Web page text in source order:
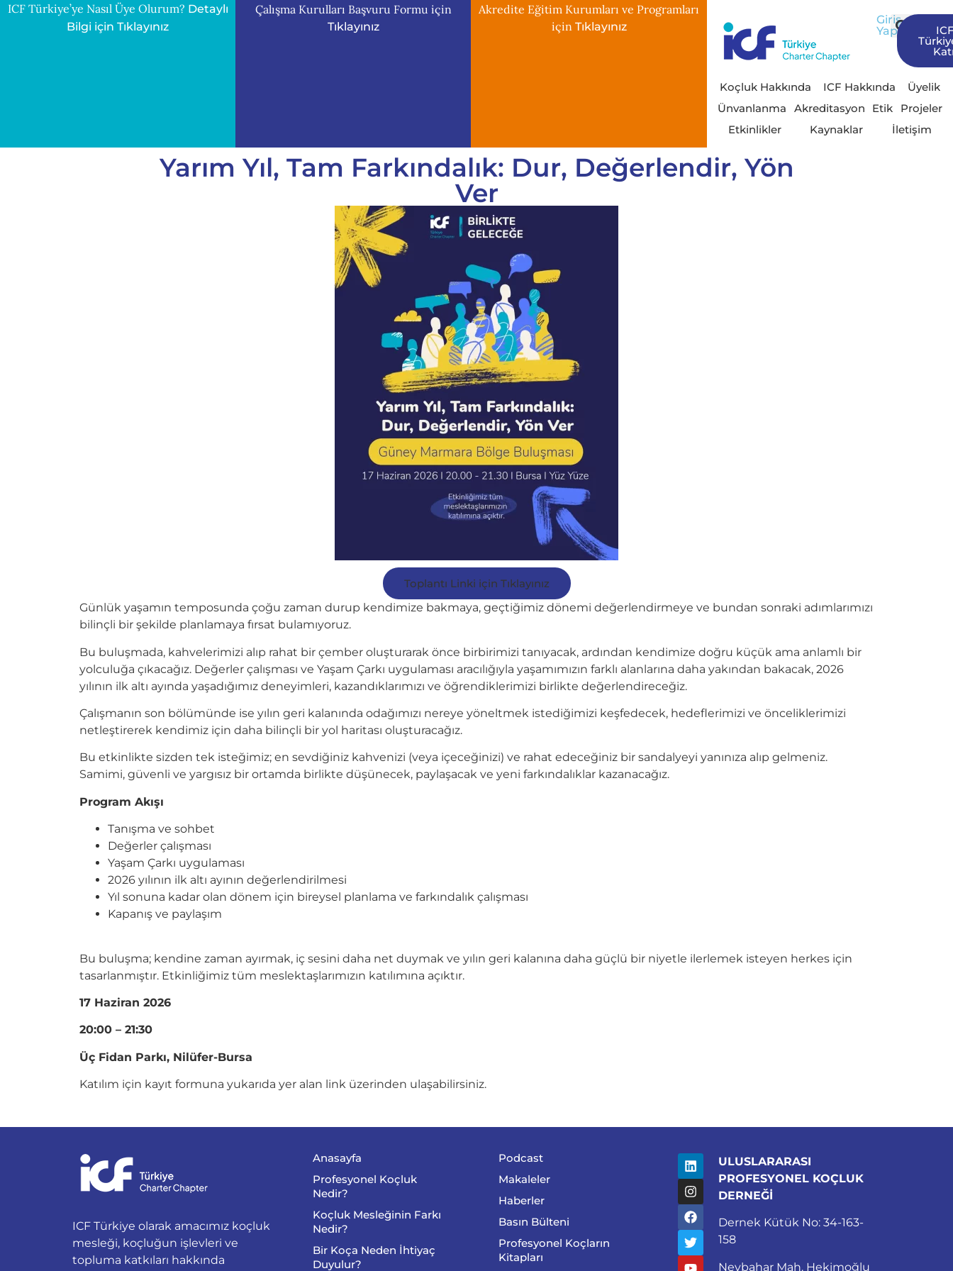
ICF Türkiye’ye Nasıl Üye Olurum? Detaylı
Bilgi için Tıklayınız
Çalışma Kurulları Başvuru Formu için
Tıklayınız
Akredite Eğitim Kurumları ve Programları
için Tıklayınız
Giriş
Yap
Koçluk Hakkında ICF Hakkında
Üyelik
Ünvanlanma
Akreditasyon Etik
Projeler
Etkinlikler
Kaynaklar İletişim
Yarım Yıl, Tam Farkındalık: Dur, Değerlendir, Yön
Ver
Toplantı Linki için Tıklayınız
Günlük yaşamın temposunda çoğu zaman durup kendimize bakmaya, geçtiğimiz dönemi değerlendirmeye ve bundan sonraki adımlarımızı
bilinçli bir şekilde planlamaya fırsat bulamıyoruz.
Bu buluşmada, kahvelerimizi alıp rahat bir çember oluşturarak önce birbirimizi tanıyacak, ardından kendimize doğru küçük ama anlamlı bir
yolculuğa çıkacağız. Değerler çalışması ve Yaşam Çarkı uygulaması aracılığıyla yaşamımızın farklı alanlarına daha yakından bakacak, 2026
yılının ilk altı ayında yaşadığımız deneyimleri, kazandıklarımızı ve öğrendiklerimizi birlikte değerlendireceğiz.
Çalışmanın son bölümünde ise yılın geri kalanında odağımızı nereye yöneltmek istediğimizi keşfedecek, hedeflerimizi ve önceliklerimizi
netleştirerek kendimiz için daha bilinçli bir yol haritası oluşturacağız.
Bu etkinlikte sizden tek isteğimiz; en sevdiğiniz kahvenizi (veya içeceğinizi) ve rahat edeceğiniz bir sandalyeyi yanınıza alıp gelmeniz.
Samimi, güvenli ve yargısız bir ortamda birlikte düşünecek, paylaşacak ve yeni farkındalıklar kazanacağız.
Program Akışı
Tanışma ve sohbet
Değerler çalışması
Yaşam Çarkı uygulaması
2026 yılının ilk altı ayının değerlendirilmesi
Yıl sonuna kadar olan dönem için bireysel planlama ve farkındalık çalışması
Kapanış ve paylaşım
Bu buluşma; kendine zaman ayırmak, iç sesini daha net duymak ve yılın geri kalanına daha güçlü bir niyetle ilerlemek isteyen herkes için
tasarlanmıştır. Etkinliğimiz tüm meslektaşlarımızın katılımına açıktır.
17 Haziran 2026
20:00 – 21:30
Üç Fidan Parkı, Nilüfer-Bursa
Katılım için kayıt formuna yukarıda yer alan link üzerinden ulaşabilirsiniz.
ICF Türkiye olarak amacımız koçluk
mesleği, koçluğun işlevleri ve
topluma katkıları hakkında
Anasayfa
Profesyonel Koçluk
Nedir?
Koçluk Mesleğinin Farkı
Nedir?
Bir Koça Neden İhtiyaç
Duyulur?
Podcast
Makaleler
Haberler
Basın Bülteni
Profesyonel Koçların
Kitapları
ULUSLARARASI
PROFESYONEL KOÇLUK
DERNEĞİ
Dernek Kütük No: 34-163-
158
Nevbahar Mah. Hekimoğlu